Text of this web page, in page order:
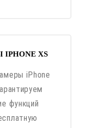
XS
iPhone
функций